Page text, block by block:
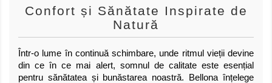
Confort și Sănătate Inspirate de
Natură
Într-o lume în continuă schimbare, unde ritmul vieții devine
din ce în ce mai alert, somnul de calitate este esențial
pentru sănătatea și bunăstarea noastră. Bellona înțelege